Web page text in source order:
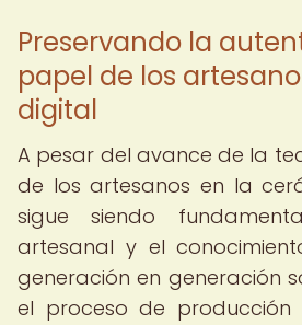
Preservando la
papel de los
digital
A pesar del avance de la
de los artesanos en la
sigue siendo
artesanal y el
generación en generación
el proceso de producción